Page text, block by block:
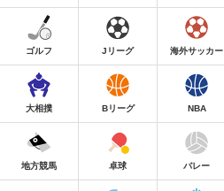
ゴルフ Jリーグ 海外サッカー
大相撲 Bリーグ NBA
地方競馬 卓球 バレー